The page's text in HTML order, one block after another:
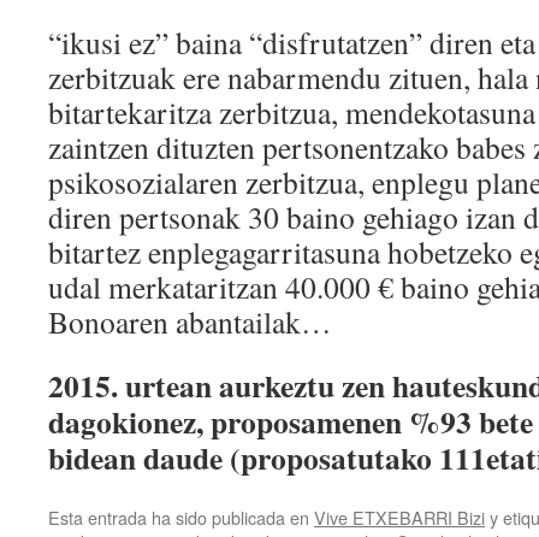
“ikusi ez” baina “disfrutatzen” diren
zerbitzuak ere nabarmendu zituen, hala
bitartekaritza zerbitzua,
zaintzen dituzten pertsonentzako
psikosozialaren zerbitzua, enplegu
diren pertsonak 30 baino gehiago izan
bitartez enplegagarritasuna hobetzeko
udal merkataritzan 40.000 € baino
Bonoaren abantailak…
2015. urtean aurkeztu zen
dagokionez, proposamenen %93
bidean daude (proposatutako
Esta entrada ha sido publicada en Vive ETXEBARRI Biziy